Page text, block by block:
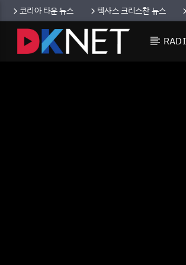
코리아 타운 뉴스 텍사스 크리스찬 뉴스